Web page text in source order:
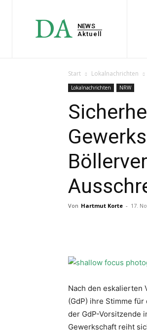
DA
NEWS
Aktuell
Start Lokalnachrichten
Lokalnachrichten NRW
Von Hartmut Korte - 17.
Nach den eskalierten
(GdP) ihre Stimme
der GdP-Vorsitzende
Gewerkschaft reiht